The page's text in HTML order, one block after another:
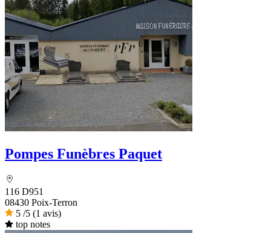
Pompes Funèbres Paquet
116 D951
08430 Poix-Terron
5 /5 (1 avis)
top notes